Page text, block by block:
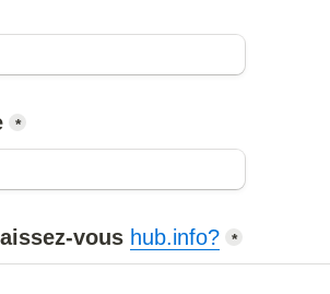
*
vous hub.info? *